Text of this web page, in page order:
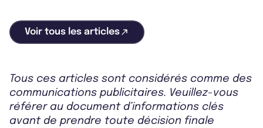
Voir tous les articles
Tous ces articles sont considérés comme des
communications publicitaires. Veuillez-vous
référer au document d’informations clés
avant de prendre toute décision finale